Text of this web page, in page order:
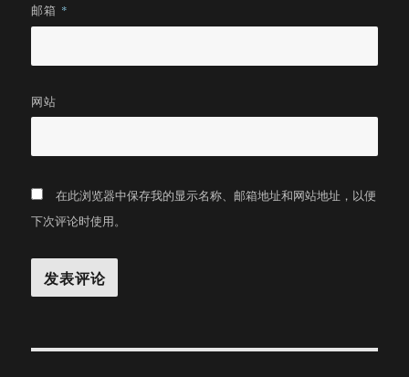
邮箱 *
网站
在此浏览器中保存我的显示名称、邮箱地址和网站地址，以便
下次评论时使用。